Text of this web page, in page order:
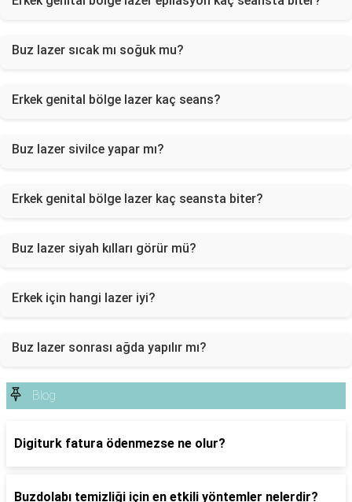
Buz lazer sıcak mı soğuk mu?
Erkek genital bölge lazer kaç seans?
Buz lazer sivilce yapar mı?
Erkek genital bölge lazer kaç seansta biter?
Buz lazer siyah kılları görür mü?
Erkek için hangi lazer iyi?
Buz lazer sonrası ağda yapılır mı?
Blog
Digiturk fatura ödenmezse ne olur?
Buzdolabı temizliği için en etkili yöntemler nelerdir?